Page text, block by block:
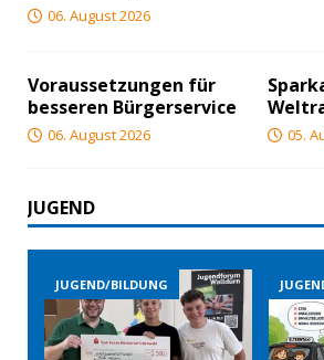
06. August 2026
Voraussetzungen für
besseren Bürgerservice
06. August 2026 05.
JUGEND
JUGEND/BILDUNG